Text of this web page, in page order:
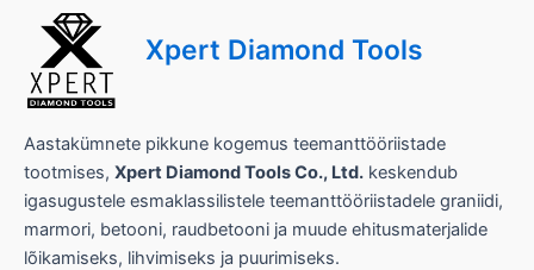
e
Xpert Diamond Tools
Aastakümnete pikkune kogemus teemanttööriistade
tootmises, Xpert Diamond Tools Co., Ltd. keskendub
igasugustele esmaklassilistele teemanttööriistadele graniidi,
marmori, betooni, raudbetooni ja muude ehitusmaterjalide
lõikamiseks, lihvimiseks ja puurimiseks.